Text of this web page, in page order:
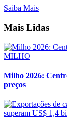
Saiba Mais
Mais Lidas
MILHO
Milho 2026:
preços